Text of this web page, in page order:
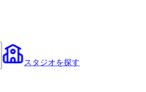
スタジオを探す